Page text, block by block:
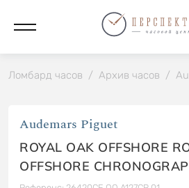
Ломбард часов / Архив часов /
Audemars Piguet
ROYAL OAK OFFSHORE
OFFSHORE